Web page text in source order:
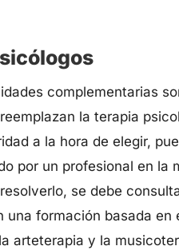
complementarias
la terapia
a la hora de elegir,
por un profesional en la
se debe
formación basada en
arteterapia y la